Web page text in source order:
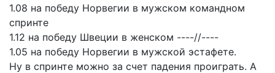
1.08 на победу Норвегии в мужском командном
спринте
1.12 на победу Швеции в женском ----//----
1.05 на победу Норвегии в мужской эстафете.
Ну в спринте можно за счет падения проиграть. А